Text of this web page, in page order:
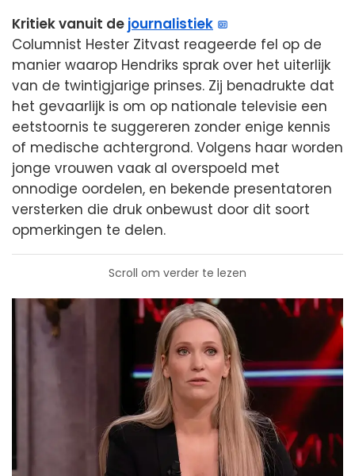
Kritiek vanuit de journalistiek
Columnist Hester Zitvast reageerde fel op de
manier waarop Hendriks sprak over het uiterlijk
van de twintigjarige prinses. Zij benadrukte dat
het gevaarlijk is om op nationale televisie een
eetstoornis te suggereren zonder enige kennis
of medische achtergrond. Volgens haar worden
jonge vrouwen vaak al overspoeld met
onnodige oordelen, en bekende presentatoren
versterken die druk onbewust door dit soort
opmerkingen te delen.
Scroll om verder te lezen